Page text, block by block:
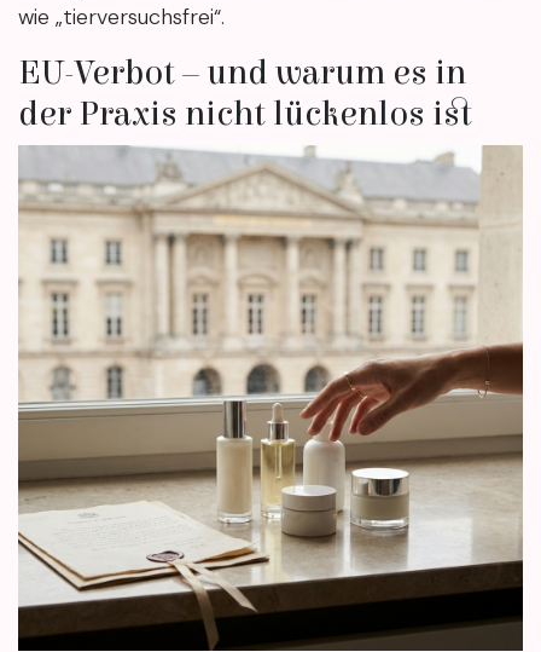
wie „tierversuchsfrei“.
EU-Verbot – und warum es in
der Praxis nicht lückenlos ist